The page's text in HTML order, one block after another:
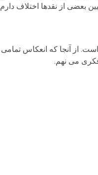
بعضی از نقدها اختلاف دارم
از آنجا که انعکاس تمامی
فکری می نهم.